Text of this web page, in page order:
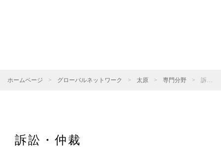
ホームページ > グローバルネットワーク > 太原 > 専門分野 > 訴訟・仲裁
訴訟・仲裁